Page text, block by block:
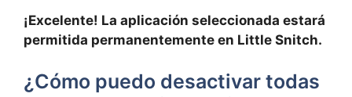
¡Excelente! La aplicación seleccionada estará
permitida permanentemente en Little Snitch.
¿Cómo puedo desactivar todas